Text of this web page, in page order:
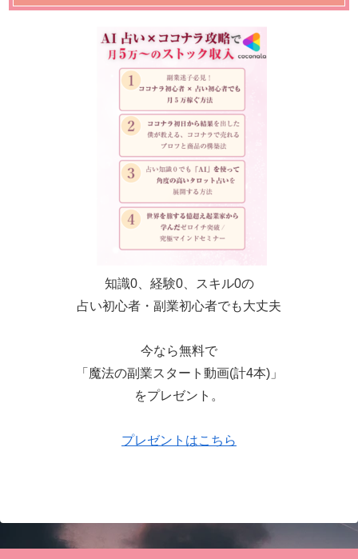
知識0、経験0、スキル0の
占い初心者・副業初心者でも大丈夫
今なら無料で
「魔法の副業スタート動画(計4本)」
をプレゼント。
プレゼントはこちら